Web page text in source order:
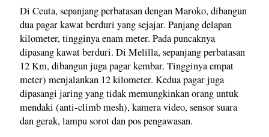
Di Ceuta, sepanjang perbatasan dengan Maroko, dibangun
dua pagar kawat berduri yang sejajar. Panjang delapan
kilometer, tingginya enam meter. Pada puncaknya
dipasang kawat berduri. Di Melilla, sepanjang perbatasan
12 Km, dibangun juga pagar kembar. Tingginya empat
meter) menjalankan 12 kilometer. Kedua pagar juga
dipasangi jaring yang tidak memungkinkan orang untuk
mendaki (anti-climb mesh), kamera video, sensor suara
dan gerak, lampu sorot dan pos pengawasan.